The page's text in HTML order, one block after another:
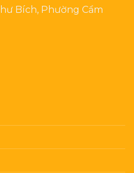
Bích, Phường Cẩm